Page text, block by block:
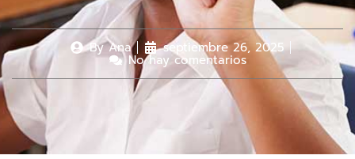
ByAna septiembre 26, 2025
No hay comentarios